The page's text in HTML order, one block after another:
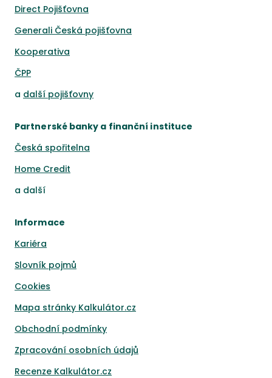
Direct Pojišťovna
Generali Česká pojišťovna
Kooperativa
ČPP
a další pojišťovny
Partnerské banky a finanční instituce
Česká spořitelna
Home Credit
a další
Informace
Kariéra
Slovník pojmů
Cookies
Mapa stránky Kalkulátor.cz
Obchodní podmínky
Zpracování osobních údajů
Recenze Kalkulátor.cz